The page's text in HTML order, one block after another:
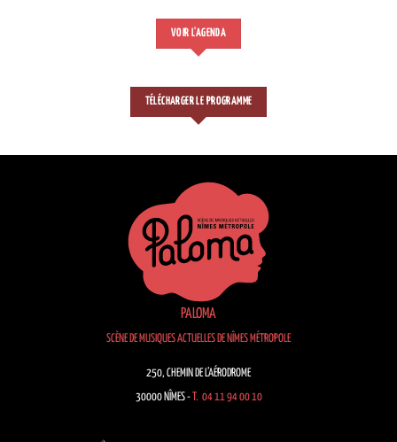
VOIR L'AGENDA
TÉLÉCHARGER LE PROGRAMME
PALOMA
SCÈNE DE MUSIQUES ACTUELLES DE NÎMES MÉTROPOLE
250, CHEMIN DE L’AÉRODROME
30000 NÎMES - T. 04 11 94 00 10